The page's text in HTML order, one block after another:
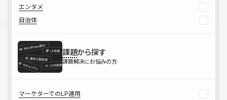
エンタメ
自治体
課題から探す
課題解決にお悩みの方
マーケターでのLP運用